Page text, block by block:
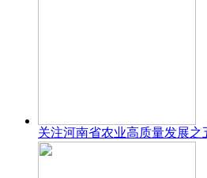
关注河南省农业高质量发展